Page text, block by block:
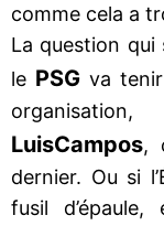
comme cela a
La question
le PSG va
LuisCampos,
dernier. Ou si
fusil